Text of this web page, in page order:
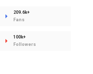
209.6k+
Fans
100k+
Followers